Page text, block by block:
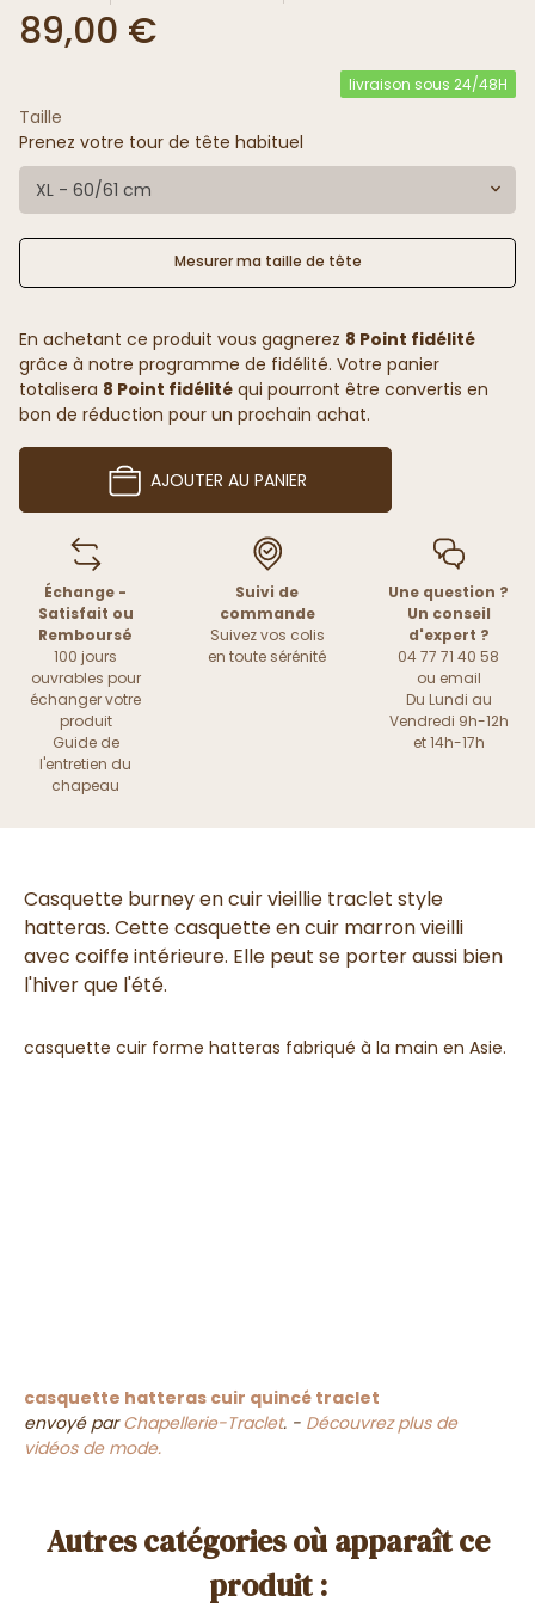
89,00 €
livraison sous 24/48H
Taille
Prenez votre tour de tête habituel
XL - 60/61 cm
Mesurer ma taille de tête
En achetant ce produit vous gagnerez 8 Point fidélité
grâce à notre programme de fidélité. Votre panier
totalisera 8 Point fidélité qui pourront être convertis en
bon de réduction pour un prochain achat.
AJOUTER AU PANIER
Échange -
Satisfait ou
Remboursé
100 jours
ouvrables pour
échanger votre
produit
Guide de
l'entretien du
chapeau
Suivi de
commande
Suivez vos colis
en toute sérénité
Une question ?
Un conseil
d'expert ?
04 77 71 40 58
ou email
Du Lundi au
Vendredi 9h-12h
et 14h-17h
Casquette burney en cuir vieillie traclet style
hatteras. Cette casquette en cuir marron vieilli
avec coiffe intérieure. Elle peut se porter aussi bien
l'hiver que l'été.
casquette cuir forme hatteras fabriqué à la main en Asie.
casquette hatteras cuir quincé traclet
envoyé parChapellerie-Traclet. - Découvrez plus de
vidéos de mode.
Autres catégories où apparaît ce
produit :